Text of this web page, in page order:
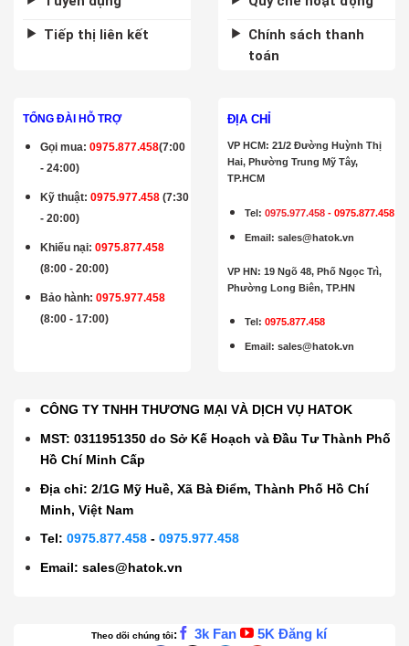
Tiếp thị liên kết
Chính sách thanh
toán
TỔNG ĐÀI HỖ TRỢ
Gọi mua:0975.877.458(7:00
- 24:00)
Kỹ thuật:0975.977.458 (7:30
- 20:00)
Khiếu nại: 0975.877.458
(8:00 - 20:00)
Bảo hành:0975.977.458
(8:00 - 17:00)
ĐỊA CHỈ
VP HCM: 21/2 Đường Huỳnh Thị
Hai, Phường Trung Mỹ Tây,
TP.HCM
Tel:0975.977.458 -0975.877.458
Email:sales@hatok.vn
VP HN: 19 Ngõ 48, Phố Ngọc Trì,
Phường Long Biên, TP.HN
Tel: 0975.877.458
Email :sales@hatok.vn
CÔNG TY TNHH THƯƠNG MẠI VÀ DỊCH VỤ HATOK
MST: 0311951350 do Sở Kế Hoạch và Đầu Tư Thành Phố
Hồ Chí Minh Cấp
Địa chỉ: 2/1G Mỹ Huề, Xã Bà Điểm, Thành Phố Hồ Chí
Minh, Việt Nam
Tel:0975.877.458 -0975.977.458
Email:sales@hatok.vn
Theo dõi chúng tôi: 3k Fan 5K Đăng kí